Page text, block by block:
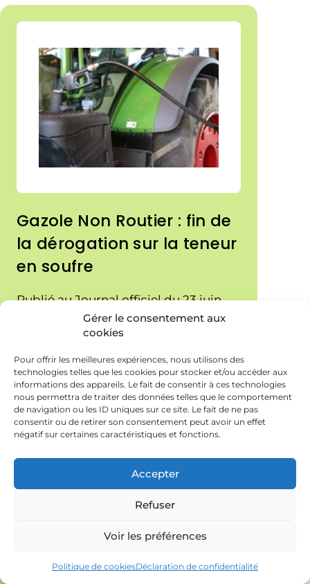
Gérer le consentement aux
cookies
Pour offrir les meilleures expériences, nous utilisons des
technologies telles que les cookies pour stocker et/ou accéder aux
informations des appareils. Le fait de consentir à ces technologies
nous permettra de traiter des données telles que le comportement
de navigation ou les ID uniques sur ce site. Le fait de ne pas
consentir ou de retirer son consentement peut avoir un effet
négatif sur certaines caractéristiques et fonctions.
Accepter
Refuser
Voir les préférences
Politique de cookiesDéclaration de confidentialité
significativement l'effort de traction,
la consommation spécifique de
carburant et le rendement global de
la machine.
Gazole Non Routier : fin de
la dérogation sur la teneur
en soufre
Publié au Journal officiel du 23 juin
2026, l'arrêté du 21 avril 2026
la teneur maximale en soufre
applicable à plusieurs carburants non
routiers : le GNR classique, le GNR B30
et le GNR XTL.